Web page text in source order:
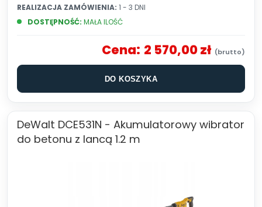
DOSTĘPNOŚĆ: MAŁA ILOŚĆ
REALIZACJA ZAMÓWIENIA: 1 - 3 DNI
Cena: 2 570,00 zł
DO KOSZYKA
DeWalt DCE531N - Akumulatorowy wibrator
do betonu z lancą 1.2 m